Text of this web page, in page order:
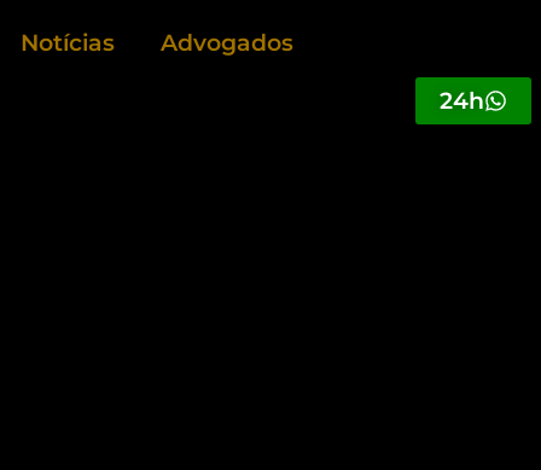
Notícias Advogados
24h